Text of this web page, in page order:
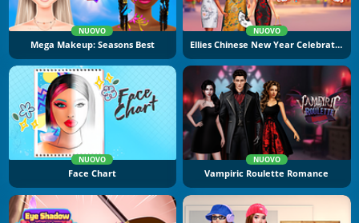
NUOVO
Mega Makeup: Seasons Best
NUOVO
Ellies Chinese New Year Celebration
NUOVO
Face Chart
NUOVO
Vampiric Roulette Romance